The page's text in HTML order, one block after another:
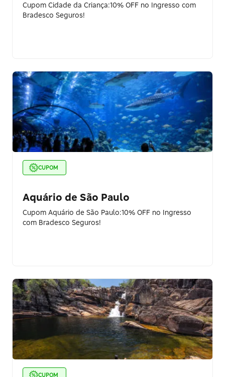
Cupom Cidade da Criança:10% OFF no Ingresso com
Bradesco Seguros!
CUPOM
Aquário de São Paulo
Cupom Aquário de São Paulo:10% OFF no Ingresso
com Bradesco Seguros!
CUPOM